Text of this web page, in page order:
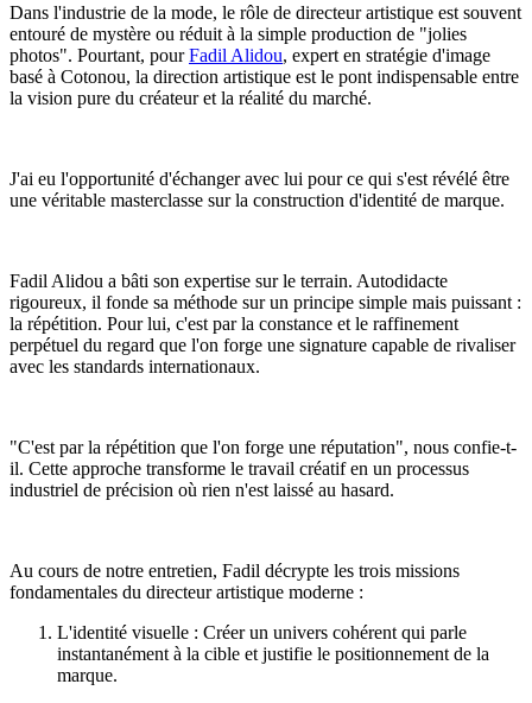
Dans l'industrie de la mode, le rôle de directeur artistique est souvent
entouré de mystère ou réduit à la simple production de "jolies
photos". Pourtant, pourFadil Alidou, expert en stratégie d'image
basé à Cotonou, la direction artistique est le pont indispensable entre
la vision pure du créateur et la réalité du marché.
J'ai eu l'opportunité d'échanger avec lui pour ce qui s'est révélé être
une véritable masterclasse sur la construction d'identité de marque.
Fadil Alidou a bâti son expertise sur le terrain. Autodidacte
rigoureux, il fonde sa méthode sur un principe simple mais puissant :
la répétition. Pour lui, c'est par la constance et le raffinement
perpétuel du regard que l'on forge une signature capable de rivaliser
avec les standards internationaux.
"C'est par la répétition que l'on forge une réputation", nous confie-t-
il. Cette approche transforme le travail créatif en un processus
industriel de précision où rien n'est laissé au hasard.
Au cours de notre entretien, Fadil décrypte les trois missions
fondamentales du directeur artistique moderne :
L'identité visuelle : Créer un univers cohérent qui parle
instantanément à la cible et justifie le positionnement de la
marque.